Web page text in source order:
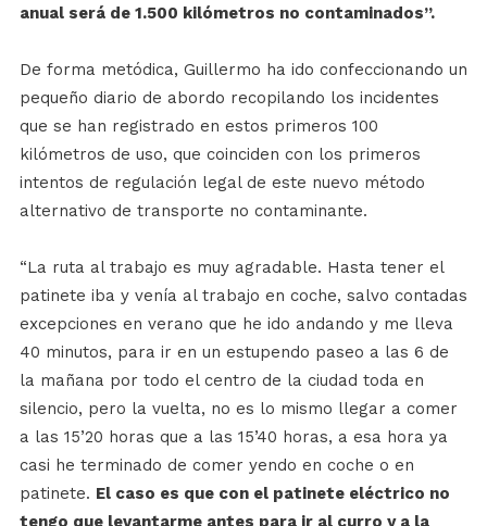
anual será de 1.500 kilómetros no contaminados”.
De forma metódica, Guillermo ha ido confeccionando un
pequeño diario de abordo recopilando los incidentes
que se han registrado en estos primeros 100
kilómetros de uso, que coinciden con los primeros
intentos de regulación legal de este nuevo método
alternativo de transporte no contaminante.
“La ruta al trabajo es muy agradable. Hasta tener el
patinete iba y venía al trabajo en coche, salvo contadas
excepciones en verano que he ido andando y me lleva
40 minutos, para ir en un estupendo paseo a las 6 de
la mañana por todo el centro de la ciudad toda en
silencio, pero la vuelta, no es lo mismo llegar a comer
a las 15’20 horas que a las 15’40 horas, a esa hora ya
casi he terminado de comer yendo en coche o en
patinete. El caso es que con el patinete eléctrico no
tengo que levantarme antes para ir al curro y a la